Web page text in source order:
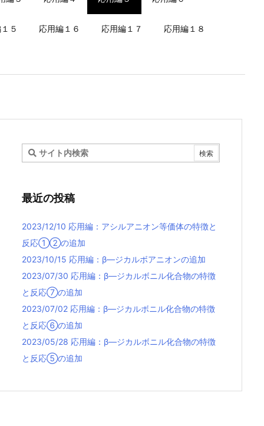
５ 応用編１６ 応用編１７ 応用編１８
最近の投稿
2023/12/10 応用編：アシルアニオン等価体の特徴と
反応①②の追加
2023/10/15 応用編：β—ジカルボアニオンの追加
2023/07/30 応用編：β—ジカルボニル化合物の特徴
と反応⑦の追加
2023/07/02 応用編：β—ジカルボニル化合物の特徴
と反応⑥の追加
2023/05/28 応用編：β—ジカルボニル化合物の特徴
と反応⑤の追加